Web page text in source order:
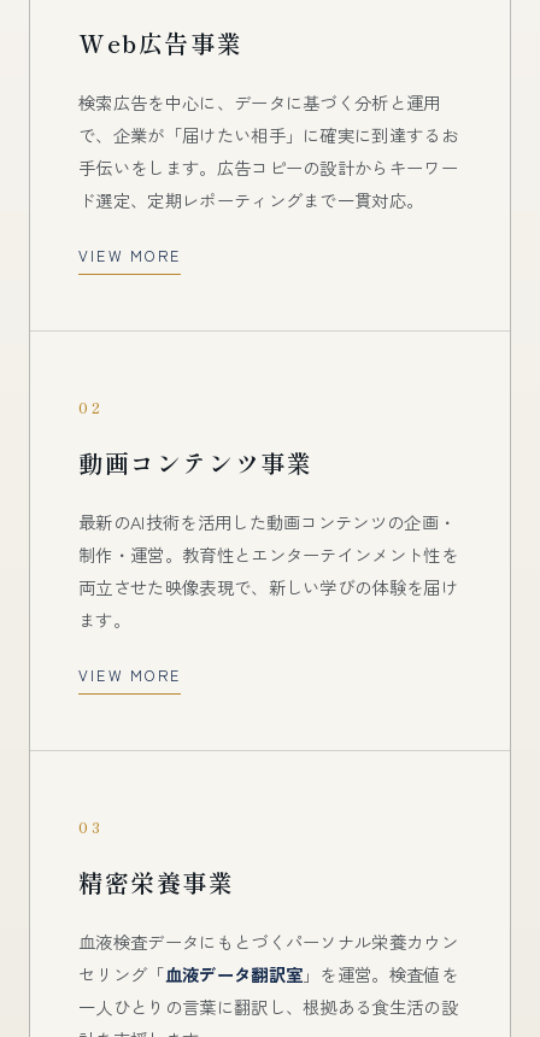
Web広告事業
検索広告を中心に、データに基づく分析と運用
で、企業が「届けたい相手」に確実に到達するお
手伝いをします。広告コピーの設計からキーワー
ド選定、定期レポーティングまで一貫対応。
VIEW MORE
02
動画コンテンツ事業
最新のAI技術を活用した動画コンテンツの企画・
制作・運営。教育性とエンターテインメント性を
両立させた映像表現で、新しい学びの体験を届け
ます。
VIEW MORE
03
精密栄養事業
血液検査データにもとづくパーソナル栄養カウン
セリング「血液データ翻訳室」を運営。検査値を
一人ひとりの言葉に翻訳し、根拠ある食生活の設